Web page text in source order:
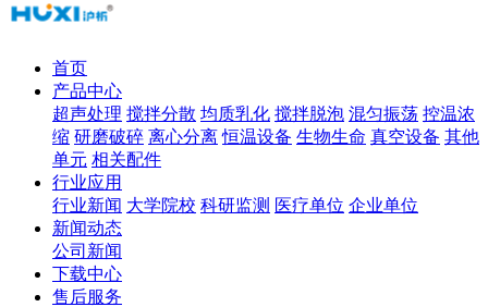
首页
产品中心
超声处理 搅拌分散 均质乳化 搅拌脱泡 混匀振荡 控温浓
缩 研磨破碎 离心分离 恒温设备 生物生命 真空设备 其他
单元 相关配件
行业应用
行业新闻 大学院校 科研监测 医疗单位 企业单位
新闻动态
公司新闻
下载中心
售后服务